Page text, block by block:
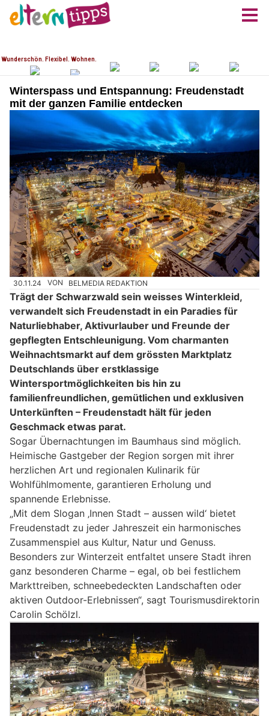
Winterspass und Entspannung: Freudenstadt
mit der ganzen Familie entdecken
30.11.24 VON BELMEDIA REDAKTION
Trägt der Schwarzwald sein weisses Winterkleid,
verwandelt sich Freudenstadt in ein Paradies für
Naturliebhaber, Aktivurlauber und Freunde der
gepflegten Entschleunigung. Vom charmanten
Weihnachtsmarkt auf dem grössten Marktplatz
Deutschlands über erstklassige
Wintersportmöglichkeiten bis hin zu
familienfreundlichen, gemütlichen und exklusiven
Unterkünften – Freudenstadt hält für jeden
Geschmack etwas parat.
Sogar Übernachtungen im Baumhaus sind möglich.
Heimische Gastgeber der Region sorgen mit ihrer
herzlichen Art und regionalen Kulinarik für
Wohlfühlmomente, garantieren Erholung und
spannende Erlebnisse.
„Mit dem Slogan ‚Innen Stadt – aussen wild‘ bietet
Freudenstadt zu jeder Jahreszeit ein harmonisches
Zusammenspiel aus Kultur, Natur und Genuss.
Besonders zur Winterzeit entfaltet unsere Stadt ihren
ganz besonderen Charme – egal, ob bei festlichem
Markttreiben, schneebedeckten Landschaften oder
aktiven Outdoor-Erlebnissen“, sagt Tourismusdirektorin
Carolin Schölzl.